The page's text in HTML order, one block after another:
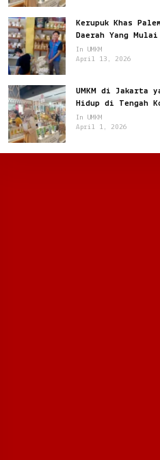
Kerupuk Khas
Daerah Yang
In UMKM
April 13, 2026
UMKM di Jakarta
Hidup di Tengah
Bergerak Cepat
In UMKM
April 1, 2026